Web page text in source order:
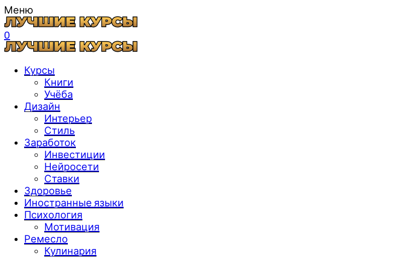
Меню
0
Курсы
Книги
Учёба
Дизайн
Интерьер
Стиль
Заработок
Инвестиции
Нейросети
Ставки
Здоровье
Иностранные языки
Психология
Мотивация
Ремесло
Кулинария